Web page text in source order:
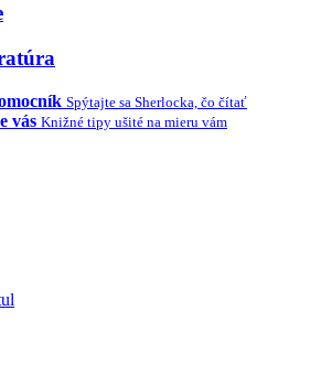
Spýtajte sa Sherlocka, čo čítať
vás Knižné tipy ušité na mieru vám